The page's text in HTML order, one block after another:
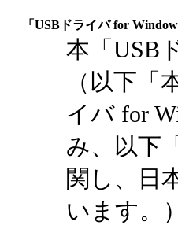
「USBドライバ for
本「USB
（以下
イバ for
み、以下
関し、日
います。